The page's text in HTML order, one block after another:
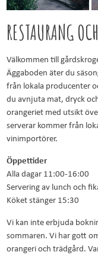
RESTAURANG
Välkommen till
Äggaboden äter du
från lokala producenter
du avnjuta mat, dryck
orangeriet med utsikt
serverar kommer från
vinimportörer.
Öppettider
Alla dagar 11:00-16:00
Servering av lunch och
Köket stänger 15:30
Vi kan inte erbjuda
sommaren. Vi har gott
orangeri och trädgård.